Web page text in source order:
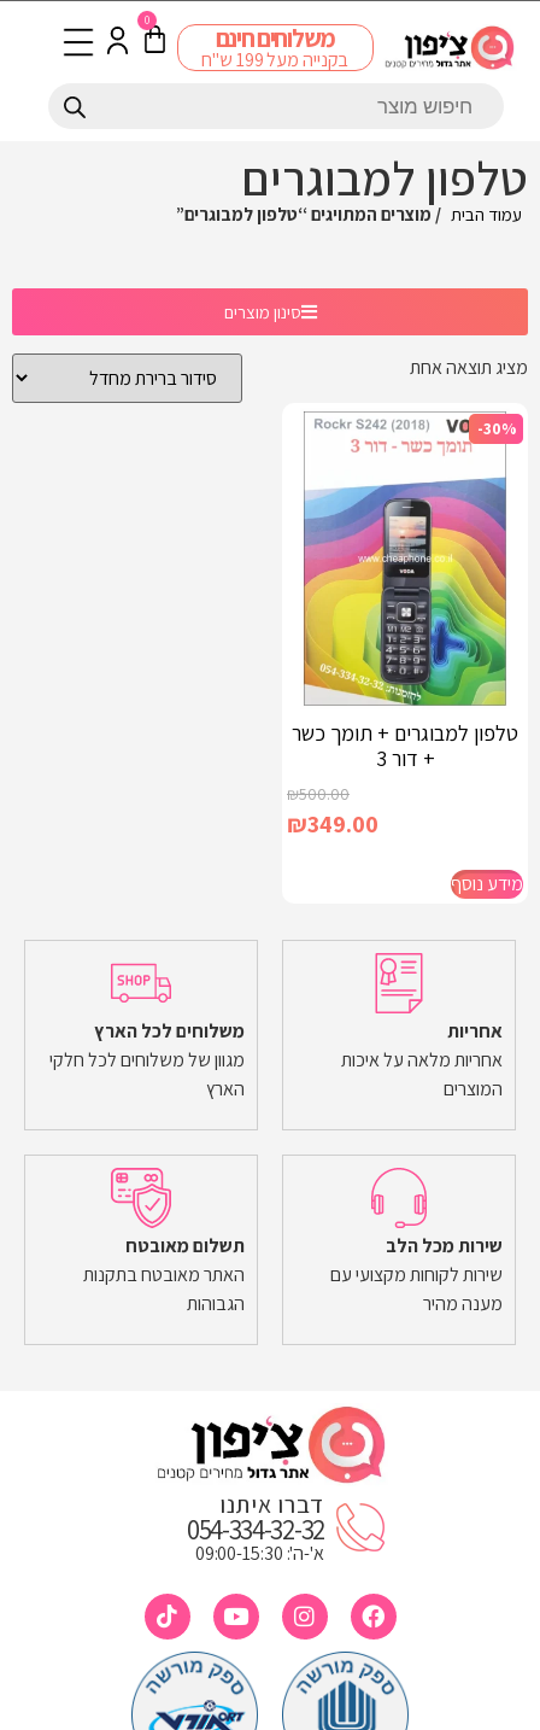
משלוחים חינם
בקנייה מעל 199 ש"ח
0
טלפון למבוגרים
עמוד הבית / מוצרים המתויגים “טלפון למבוגרים”
סינון מוצרים
מציג תוצאה אחת
-30%
טלפון למבוגרים + תומך כשר
+ דור 3
₪500.00
₪349.00
מידע נוסף
אחריות
אחריות מלאה על איכות
המוצרים
משלוחים לכל הארץ
מגוון של משלוחים לכל חלקי
הארץ
שירות מכל הלב
שירות לקוחות מקצועי עם
מענה מהיר
תשלום מאובטח
האתר מאובטח בתקנות
הגבוהות
דברו איתנו
054-334-32-32
א'-ה': 09:00-15:30